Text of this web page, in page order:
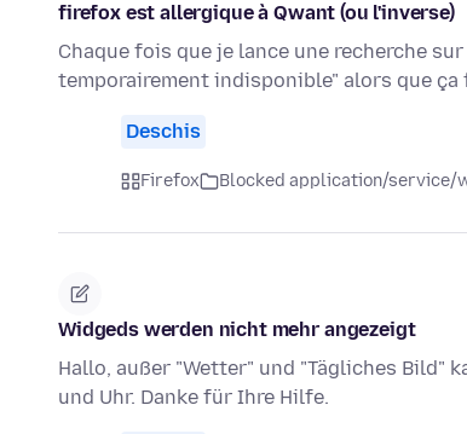
firefox est allergique à Qwant (ou l'inverse)
Chaque fois que je lance une recherche
temporairement indisponible" alors que
Deschis
Firefox Blocked application/service/
Widgeds werden nicht mehr angezeigt
Hallo, außer "Wetter" und "Tägliches Bild"
und Uhr. Danke für Ihre Hilfe.